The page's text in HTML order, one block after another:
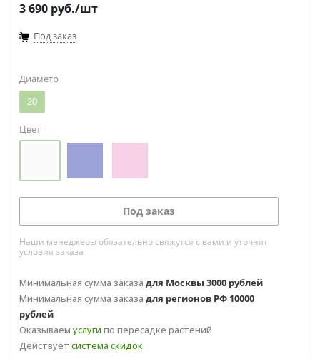
3 690 руб./шт
Под заказ
Диаметр
20
Цвет
Под заказ
Наши менеджеры обязательно свяжутся с вами и уточнят
условия заказа
Минимальная сумма заказа для Москвы 3000 рублей
Минимальная сумма заказа для регионов РФ 10000
рублей
Оказываем услуги по пересадке растений
Действует система скидок